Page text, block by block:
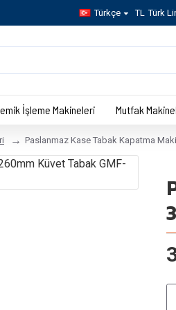
Türkçe TL Türk
İşleme Makineleri Mutfak
Paslanmaz Kase Tabak Kapatma